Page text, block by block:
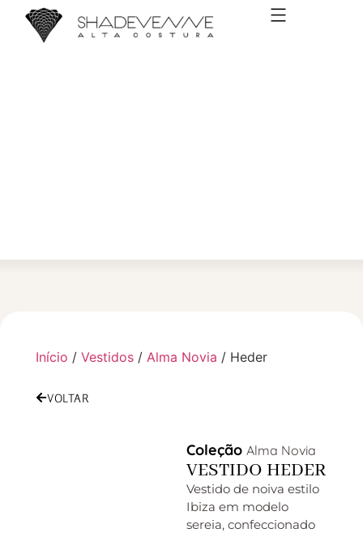
Início / Vestidos / Alma Novia / Heder
VOLTAR
Coleção Alma Novia
VESTIDO HEDER
Vestido de noiva estilo
Ibiza em modelo
sereia, confeccionado